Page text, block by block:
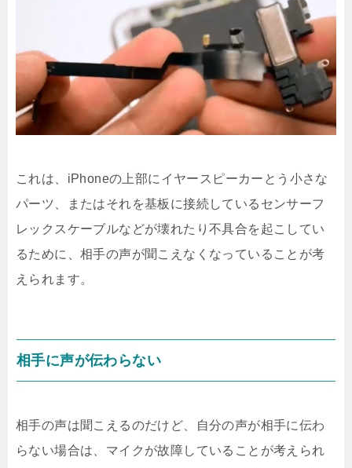
これは、iPhoneの上部にイヤースピーカーとう小さな
パーツ、またはそれを基板に接続しているセンサーフ
レックスケーブルなどが壊れたり不具合を起こしてい
るために、相手の声が聞こえなくなっていることが考
えられます。
相手に声が伝わらない
相手の声は聞こえるのだけど、自分の声が相手に伝わ
らない場合は、マイクが故障していることが考えられ